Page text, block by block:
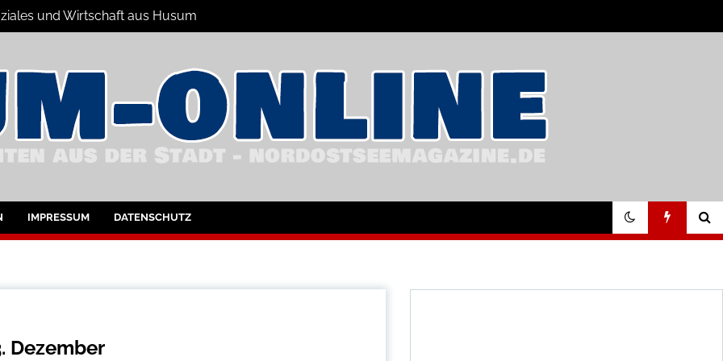
und Wirtschaft aus Husum
Umgebung
IMPRESSUM DATENSCHUTZ
Dezember